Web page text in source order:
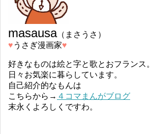
masausa（まさうさ）
♥︎ うさぎ漫画家♥︎
好きなものは絵と字と歌とおフランス。
日々お気楽に暮らしています。
自己紹介的なもんは
こちらから→ ４コマまんがブログ
末永くよろしくですわ。